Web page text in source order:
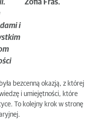
i
Zofia Fraś.
bezcenną okazją, z której
i umiejętności, które
To kolejny krok w stronę